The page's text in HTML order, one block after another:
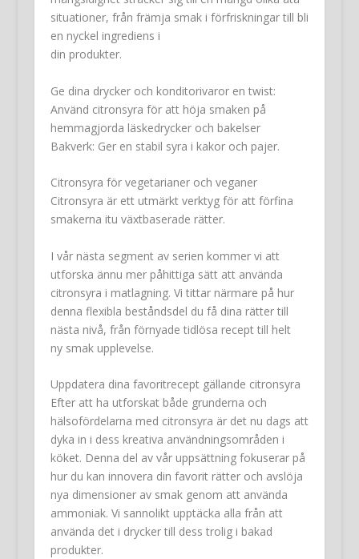
situationer, från främja smak i förfriskningar till bli
en nyckel ingrediens i
din produkter.
Ge dina drycker och konditorivaror en twist:
Använd citronsyra för att höja smaken på
hemmagjorda läskedrycker och bakelser
Bakverk: Ger en stabil syra i kakor och pajer.
Citronsyra för vegetarianer och veganer
Citronsyra är ett utmärkt verktyg för att förfina
smakerna itu växtbaserade rätter.
I vår nästa segment av serien kommer vi att
utforska ännu mer påhittiga sätt att använda
citronsyra i matlagning. Vi tittar närmare på hur
denna flexibla beståndsdel du få dina rätter till
nästa nivå, från förnyade tidlösa recept till helt
ny smak upplevelse.
Uppdatera dina favoritrecept gällande citronsyra
Efter att ha utforskat både grunderna och
hälsofördelarna med citronsyra är det nu dags att
dyka in i dess kreativa användningsområden i
köket. Denna del av vår uppsättning fokuserar på
hur du kan innovera din favorit rätter och avslöja
nya dimensioner av smak genom att använda
ammoniak. Vi sannolikt upptäcka alla från att
använda det i drycker till dess trolig i bakad
produkter.